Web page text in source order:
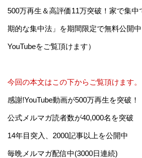
500万再生＆高評価11万突破！家で集
期的な集中法」を期間限定で無料公開
YouTubeをご覧頂けます）
今回の本文はこの下からご覧頂けます。
感謝!YouTube動画が500万再生を突破！
公式メルマガ読者数が40,000名を突破
14年目突入、2000記事以上を公開中
毎晩メルマガ配信中(3000日連続)